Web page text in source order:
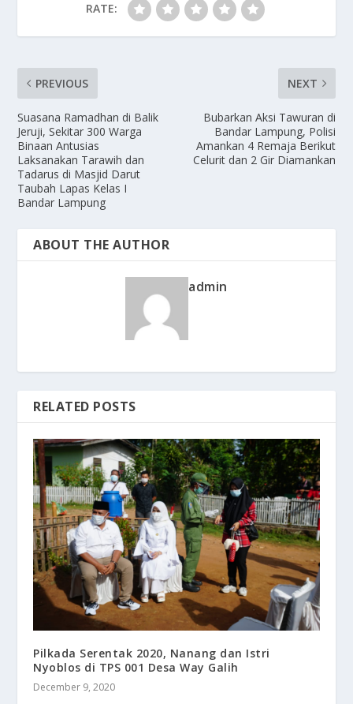
RATE:
PREVIOUS
Suasana Ramadhan di Balik
Jeruji, Sekitar 300 Warga
Binaan Antusias
Laksanakan Tarawih dan
Tadarus di Masjid Darut
Taubah Lapas Kelas I
Bandar Lampung
NEXT
Bubarkan Aksi Tawuran di
Bandar Lampung, Polisi
Amankan 4 Remaja Berikut
Celurit dan 2 Gir Diamankan
ABOUT THE AUTHOR
admin
RELATED POSTS
Pilkada Serentak 2020, Nanang dan Istri
Nyoblos di TPS 001 Desa Way Galih
December 9, 2020